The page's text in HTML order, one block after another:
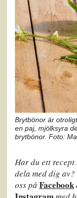
Brytbönor är
en paj, mjölksyra
brytbönor. Foto:
Har du ett
dela med dig
oss på Facebook